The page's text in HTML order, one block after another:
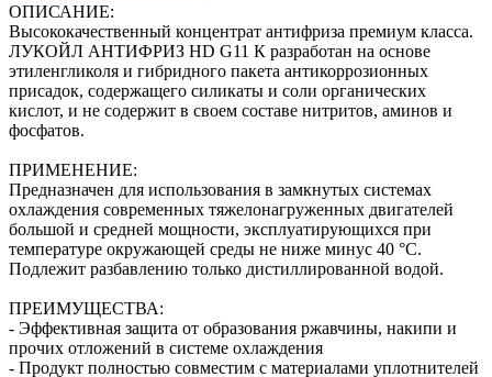
ОПИСАНИЕ:
Высококачественный концентрат антифриза премиум класса.
ЛУКОЙЛ АНТИФРИЗ HD G11 К разработан на основе
этиленгликоля и гибридного пакета антикоррозионных
присадок, содержащего силикаты и соли органических
кислот, и не содержит в своем составе нитритов, аминов и
фосфатов.
ПРИМЕНЕНИЕ:
Предназначен для использования в замкнутых системах
охлаждения современных тяжелонагруженных двигателей
большой и средней мощности, эксплуатирующихся при
температуре окружающей среды не ниже минус 40 °С.
Подлежит разбавлению только дистиллированной водой.
ПРЕИМУЩЕСТВА:
- Эффективная защита от образования ржавчины, накипи и
прочих отложений в системе охлаждения
- Продукт полностью совместим с материалами уплотнителей